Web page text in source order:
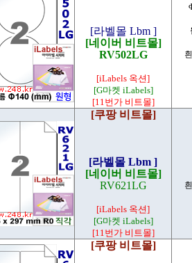
[라벨몰 Lbm ]
[네이버 비트몰]
RV502LG
[iLabels 옥션]
[G마켓 iLabels]
[11번가 비트몰]
[쿠팡 비트몰]
[라벨몰 Lbm ]
[네이버 비트몰]
RV621LG
[iLabels 옥션]
[G마켓 iLabels]
[11번가 비트몰]
[쿠팡 비트몰]